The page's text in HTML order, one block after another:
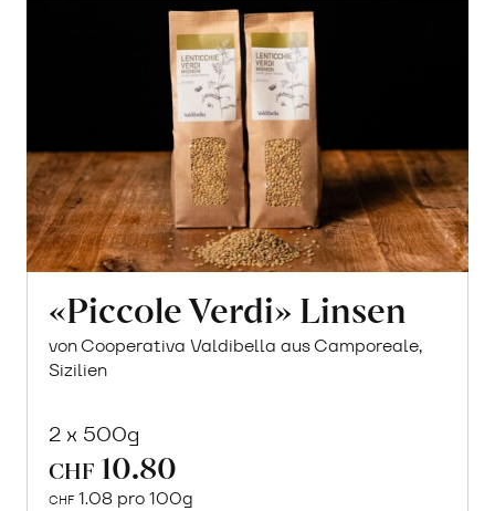
«Piccole Verdi» Linsen
von Cooperativa Valdibella aus Camporeale,
Sizilien
2 x 500g
CHF 10.80
CHF 1.08 pro 100g